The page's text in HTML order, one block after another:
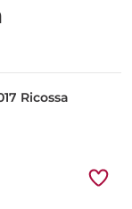
Ricossa